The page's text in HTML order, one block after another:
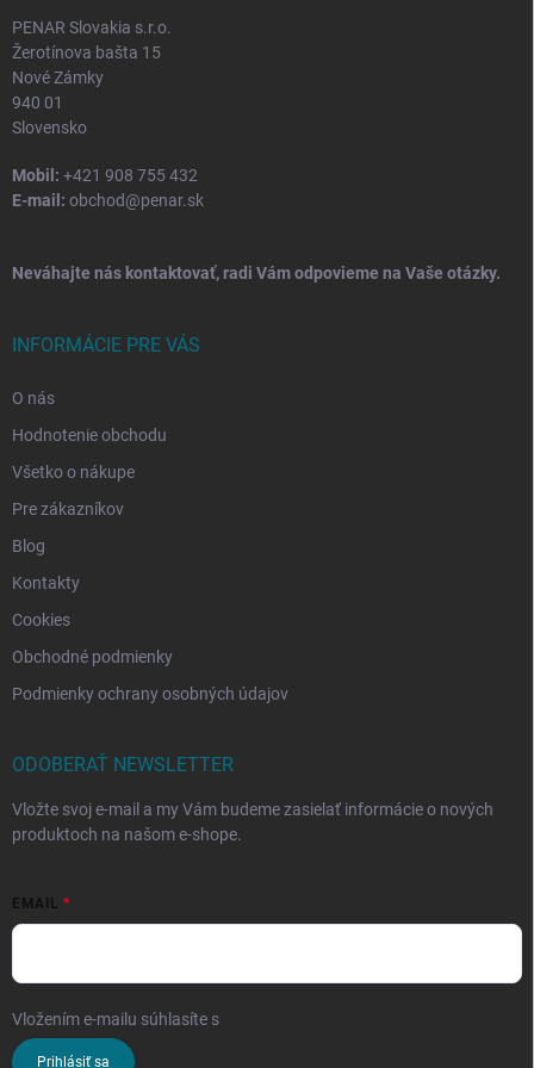
PENAR Slovakia s.r.o.
Žerotínova bašta 15
Nové Zámky
940 01
Slovensko
Mobil: +421 908 755 432
E-mail: obchod@penar.sk
Neváhajte nás kontaktovať, radi Vám odpovieme na Vaše otázky.
INFORMÁCIE PRE VÁS
O nás
Hodnotenie obchodu
Všetko o nákupe
Pre zákazníkov
Blog
Kontakty
Cookies
Obchodné podmienky
Podmienky ochrany osobných údajov
ODOBERAŤ NEWSLETTER
Vložte svoj e-mail a my Vám budeme zasielať informácie o nových
produktoch na našom e-shope.
EMAIL
Vložením e-mailu súhlasíte s
Prihlásiť sa